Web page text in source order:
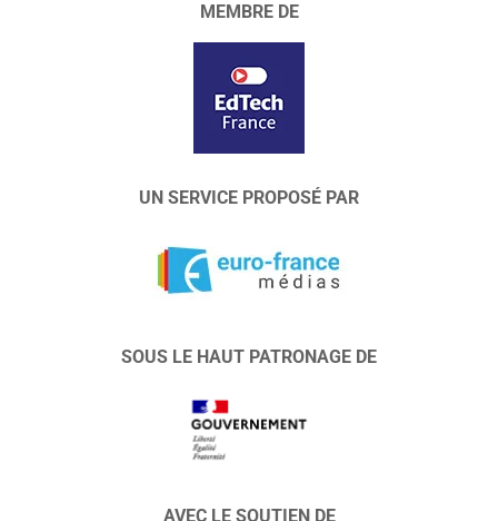
MEMBRE DE
UN SERVICE PROPOSÉ PAR
SOUS LE HAUT PATRONAGE DE
AVEC LE SOUTIEN DE